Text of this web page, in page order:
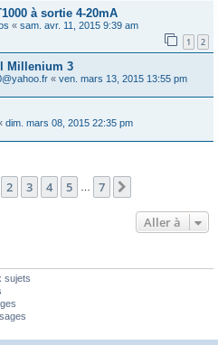
à sortie 4-20mA
« sam. avr. 11, 2015 9:39 am
1 2
Millenium 3
« ven. mars 13, 2015 13:55 pm
dim. mars 08, 2015 22:35 pm
1sur7
2 3 4 5 7
Aller à
sujets